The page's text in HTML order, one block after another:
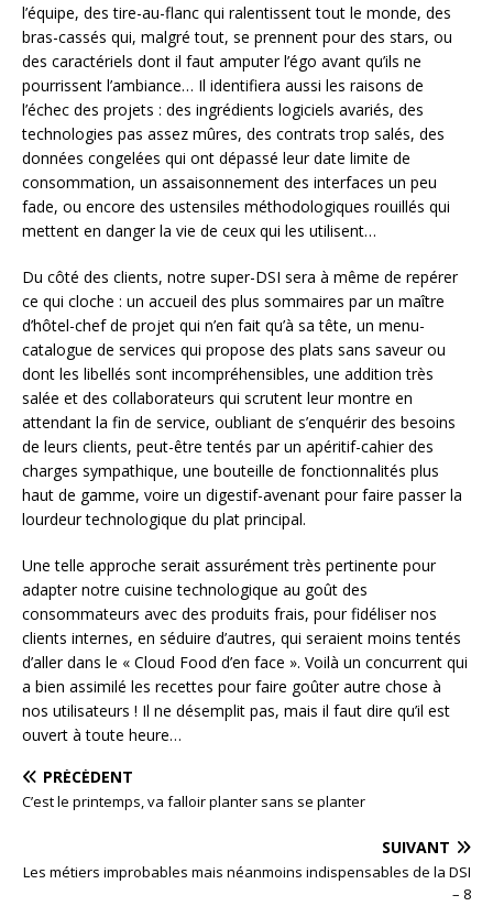
l’équipe, des tire-au-flanc qui ralentissent tout le monde, des
bras-cassés qui, malgré tout, se prennent pour des stars, ou
des caractériels dont il faut amputer l’égo avant qu’ils ne
pourrissent l’ambiance… Il identifiera aussi les raisons de
l’échec des projets : des ingrédients logiciels avariés, des
technologies pas assez mûres, des contrats trop salés, des
données congelées qui ont dépassé leur date limite de
consommation, un assaisonnement des interfaces un peu
fade, ou encore des ustensiles méthodologiques rouillés qui
mettent en danger la vie de ceux qui les utilisent…
Du côté des clients, notre super-DSI sera à même de repérer
ce qui cloche : un accueil des plus sommaires par un maître
d’hôtel-chef de projet qui n’en fait qu’à sa tête, un menu-
catalogue de services qui propose des plats sans saveur ou
dont les libellés sont incompréhensibles, une addition très
salée et des collaborateurs qui scrutent leur montre en
attendant la fin de service, oubliant de s’enquérir des besoins
de leurs clients, peut-être tentés par un apéritif-cahier des
charges sympathique, une bouteille de fonctionnalités plus
haut de gamme, voire un digestif-avenant pour faire passer la
lourdeur technologique du plat principal.
Une telle approche serait assurément très pertinente pour
adapter notre cuisine technologique au goût des
consommateurs avec des produits frais, pour fidéliser nos
clients internes, en séduire d’autres, qui seraient moins tentés
d’aller dans le « Cloud Food d’en face ». Voilà un concurrent qui
a bien assimilé les recettes pour faire goûter autre chose à
nos utilisateurs ! Il ne désemplit pas, mais il faut dire qu’il est
ouvert à toute heure…
PRÉCÉDENT
C’est le printemps, va falloir planter sans se planter
SUIVANT
Les métiers improbables mais néanmoins indispensables de la DSI
– 8